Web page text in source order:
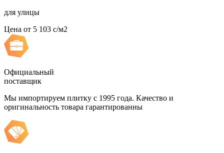
для улицы
Цена от 5 103 c/м2
Официальный
поставщик
Мы импортируем плитку с 1995 года. Качество и
оригинальность товара гарантированны